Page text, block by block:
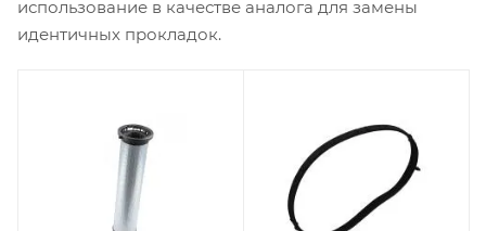
использование в качестве аналога для замены
идентичных прокладок.